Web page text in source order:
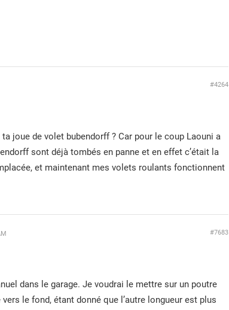
#4264
joue de volet bubendorff ? Car pour le coup Laouni a
sont déjà tombés en panne et en effet c’était la
et maintenant mes volets roulants fonctionnent
#7683
dans le garage. Je voudrai le mettre sur un poutre
le fond, étant donné que l’autre longueur est plus